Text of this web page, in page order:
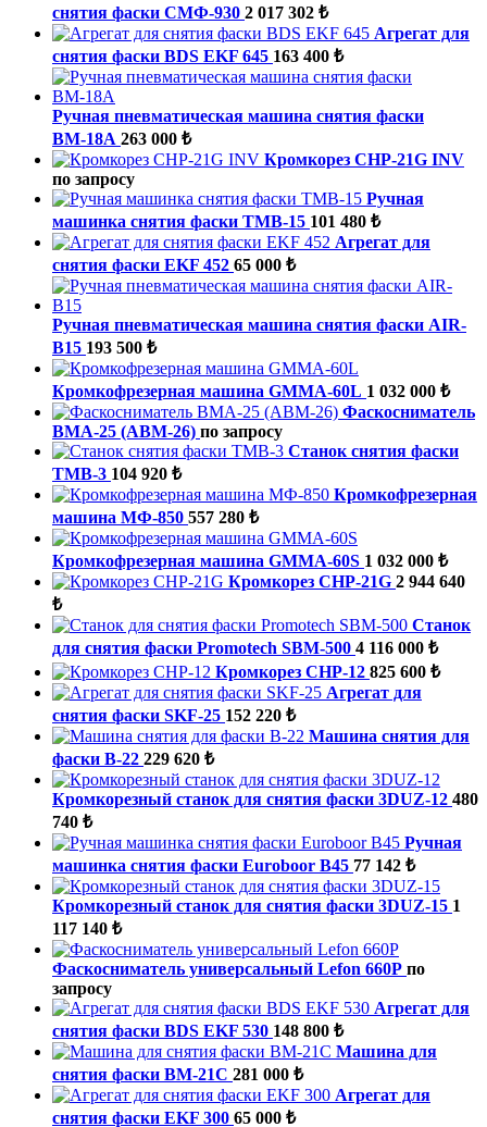
снятия фаски СМФ-930 2 017 302 ₺
Агрегат для
снятия фаски BDS EKF 645 163 400 ₺
Ручная пневматическая машина снятия фаски
ВМ-18А 263 000 ₺
Кромкорез CHP-21G INV
по запросу
Ручная
машинка снятия фаски ТМВ-15 101 480 ₺
Агрегат для
снятия фаски EKF 452 65 000 ₺
Ручная пневматическая машина снятия фаски AIR-
B15 193 500 ₺
Кромкофрезерная машина GMMA-60L 1 032 000 ₺
Фаскосниматель
ВМА-25 (ABM-26) по запросу
Станок снятия фаски
ТМВ-3 104 920 ₺
Кромкофрезерная
машина МФ-850 557 280 ₺
Кромкофрезерная машина GMMA-60S 1 032 000 ₺
Кромкорез CHP-21G 2 944 640
₺
Станок
для снятия фаски Promotech SBM-500 4 116 000 ₺
Кромкорез СНР-12 825 600 ₺
Агрегат для
снятия фаски SKF-25 152 220 ₺
Машина снятия для
фаски B-22 229 620 ₺
Кромкорезный станок для снятия фаски 3DUZ-12 480
740 ₺
Ручная
машинка снятия фаски Euroboor B45 77 142 ₺
Кромкорезный станок для снятия фаски 3DUZ-15 1
117 140 ₺
Фаскосниматель универсальный Lefon 660P по
запросу
Агрегат для
снятия фаски BDS EKF 530 148 800 ₺
Машина для
снятия фаски ВМ-21C 281 000 ₺
Агрегат для
снятия фаски EKF 300 65 000 ₺